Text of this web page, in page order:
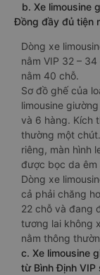
b. Xe limousine
Đồng đầy đủ tiện
Dòng xe
nằm VIP 32 –
nằm 40 chỗ.
Sơ đồ ghế của
limousine
và 6 hàng. Kích
thường một
riêng, màn hình
được bọc da êm
Dòng xe
cả phải chăng
22 chỗ và đang
tương lai không
nằm thông
c. Xe limousine
từ Bình Định